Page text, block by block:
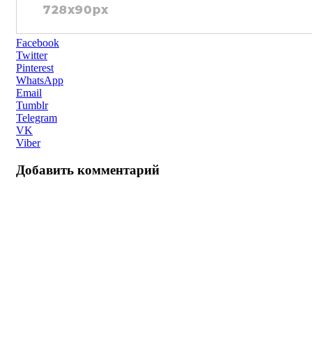
Facebook
Twitter
Pinterest
WhatsApp
Email
Tumblr
Telegram
VK
Viber
Добавить комментарий